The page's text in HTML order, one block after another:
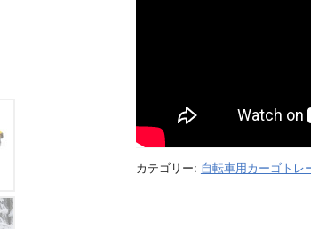
カテゴリー: 自転車用カーゴトレ